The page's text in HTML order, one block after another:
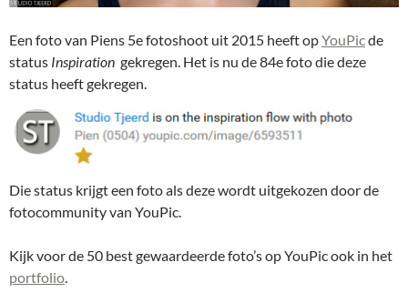
Een foto van Piens 5e fotoshoot uit 2015 heeft opYouPicde
status Inspiration gekregen. Het is nu de 84e foto die deze
status heeft gekregen.
Die status krijgt een foto als deze wordt uitgekozen door de
fotocommunity van YouPic.
Kijk voor de 50 best gewaardeerde foto’s op YouPic ook in het
portfolio.